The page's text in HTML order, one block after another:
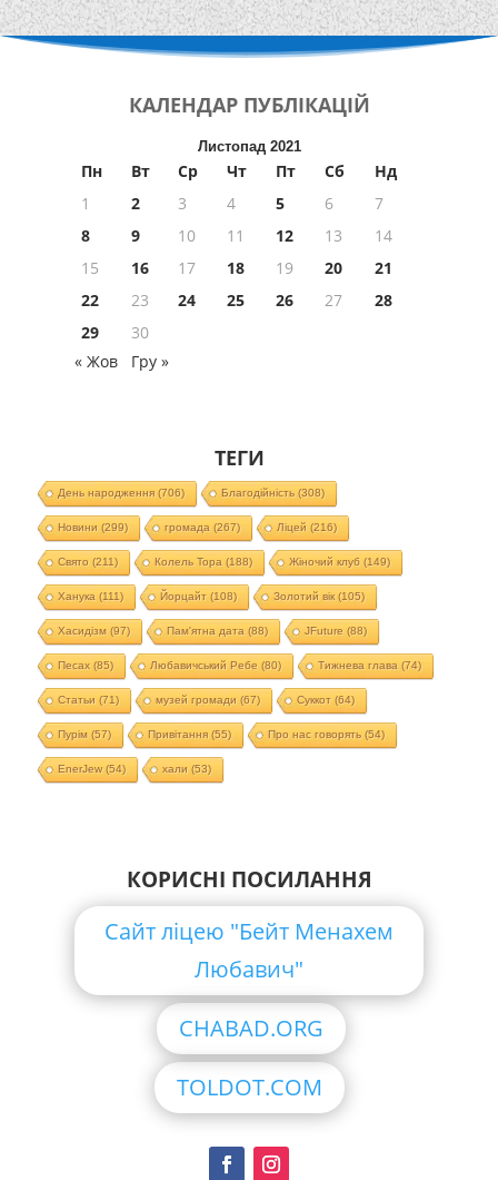
КАЛЕНДАР ПУБЛІКАЦІЙ
Листопад 2021
Пн Вт Ср Чт Пт Сб
Нд
1
2 3 4 5 6
7
8
9 10 11 12 13
14
15
16 17 18 19 20
21
22
23 24 25 26 27
28
29
30
« Жов
Гру »
ТЕГИ
День народження(706) Благодійність (308)
Новини (299) громада (267) Ліцей (216)
Свято (211) Колель Тора (188) Жіночий клуб (149)
Ханука (111) Йорцайт (108) Золотий вік(105)
Хасидізм (97) Пам'ятна дата (88) JFuture (88)
Песах(85) Любавичський Ребе (80) Тижнева глава (74)
Статьи (71) музей громади (67) Суккот (64)
Пурім (57) Привітання(55) Про нас говорять (54)
EnerJew(54) хали (53)
КОРИСНІ ПОСИЛАННЯ
Сайт ліцею "Бейт Менахем
Любавич"
CHABAD.ORG
TOLDOT.COM